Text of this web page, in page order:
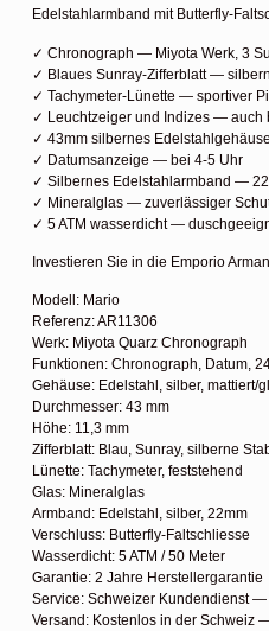
Edelstahlarmband mit Butterfly-
✓ Chronograph — Miyota Werk, 3
✓ Blaues Sunray-Zifferblatt —
✓ Tachymeter-Lünette — sportiver
✓ Leuchtzeiger und Indizes — auch
✓ 43mm silbernes
✓ Datumsanzeige — bei 4-5 Uhr
✓ Silbernes Edelstahlarmband —
✓ Mineralglas — zuverlässiger
✓ 5 ATM wasserdicht —
Investieren Sie in die Emporio
Modell: Mario
Referenz: AR11306
Werk: Miyota Quarz Chronograph
Funktionen: Chronograph, Datum,
Gehäuse: Edelstahl, silber, mattiert/
Durchmesser: 43 mm
Höhe: 11,3 mm
Zifferblatt: Blau, Sunray, silberne
Lünette: Tachymeter, feststehend
Glas: Mineralglas
Armband: Edelstahl, silber, 22mm
Verschluss: Butterfly-Faltschliesse
Wasserdicht: 5 ATM / 50 Meter
Garantie: 2 Jahre Herstellergarantie
Service: Schweizer Kundendienst
Versand: Kostenlos in der Schweiz